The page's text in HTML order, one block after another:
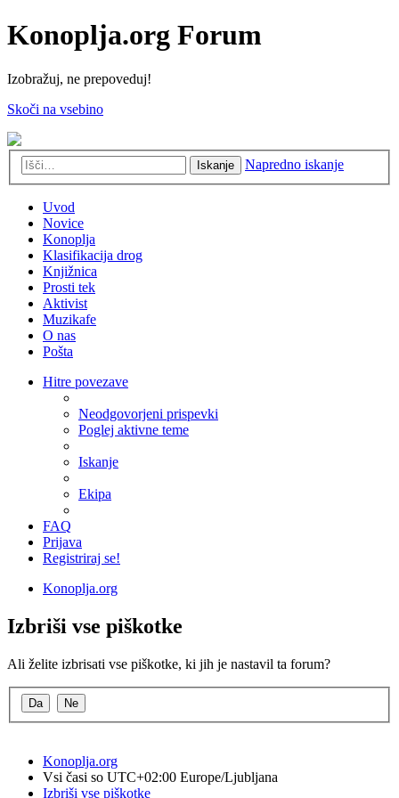
Konoplja.org Forum
Izobražuj, ne prepoveduj!
Skoči na vsebino
Iskanje Napredno iskanje
Uvod
Novice
Konoplja
Klasifikacija drog
Knjižnica
Prosti tek
Aktivist
Muzikafe
O nas
Pošta
Hitre povezave
Neodgovorjeni prispevki
Poglej aktivne teme
Iskanje
Ekipa
FAQ
Prijava
Registriraj se!
Konoplja.org
Izbriši vse piškotke
Ali želite izbrisati vse piškotke, ki jih je nastavil ta forum?
Konoplja.org
Vsi časi so UTC+02:00 Europe/Ljubljana
Izbriši vse piškotke